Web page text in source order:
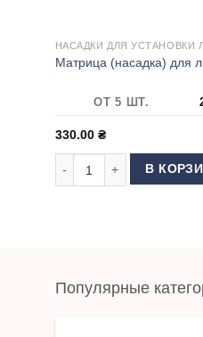
НАСАДКИ ДЛЯ УСТАНОВКИ
Матрица (насадка) для
ОТ 5 ШТ.
330.00 ₴
Количество товара
В
Популярные